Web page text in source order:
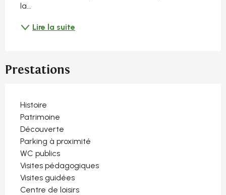
la...
Lire la suite
Prestations
Histoire
Patrimoine
Découverte
Parking à proximité
WC publics
Visites pédagogiques
Visites guidées
Centre de loisirs